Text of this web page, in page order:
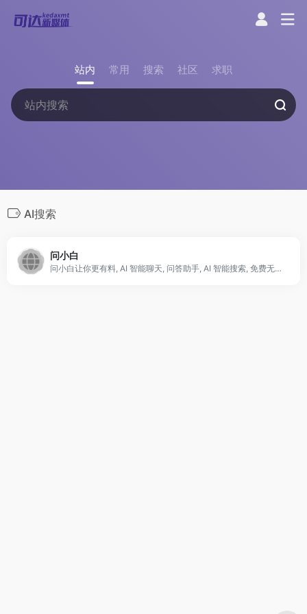
站内 常用 搜索 社区 求职
AI搜索
问小白
问小白让你更有料, AI 智能聊天, 问答助手, AI 智能搜索, 免费无限量使用 DeepSeek R1 模型，支持联网搜索。